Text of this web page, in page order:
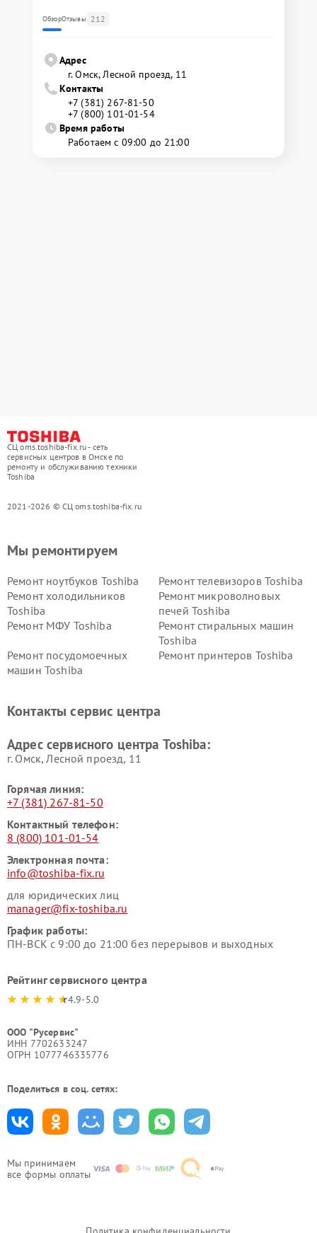
ОбзорОтзывы 212
Адрес
г. Омск, ​Лесной проезд, 11
Контакты
+7 (381) 267-81-50
+7 (800) 101-01-54
Время работы
Работаем с 09:00 до 21:00
СЦ oms.toshiba-fix.ru - сеть
сервисных центров в Омске по
ремонту и обслуживанию техники
Toshiba
2021-2026 © СЦ oms.toshiba-fix.ru
Мы принимаем
все формы оплаты
Мы ремонтируем
Ремонт ноутбуков Toshiba
Ремонт телевизоров Toshiba
Ремонт холодильников
Toshiba
Ремонт микроволновых
печей Toshiba
Ремонт МФУ Toshiba
Ремонт стиральных машин
Toshiba
Ремонт посудомоечных
машин Toshiba
Ремонт принтеров Toshiba
Контакты сервис центра
Адрес сервисного центра Toshiba:
г. Омск, ​Лесной проезд, 11
Горячая линия:
+7 (381) 267-81-50
Контактный телефон:
8 (800) 101-01-54
Электронная почта:
info@toshiba-fix.ru
для юридических лиц
manager@fix-toshiba.ru
График работы:
ПН-ВСК с 9:00 до 21:00 без перерывов и выходных
Рейтинг сервисного центра
4.9-5.0
ООО "Русервис"
ИНН 7702633247
ОГРН 1077746335776
Поделиться в соц. сетях: